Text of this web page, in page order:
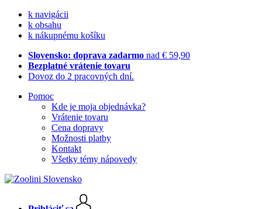
k navigácii
k obsahu
k nákupnému košíku
Slovensko: doprava zadarmo nad € 59,90
Bezplatné vrátenie tovaru
Dovoz do 2 pracovných dní.
Pomoc
Kde je moja objednávka?
Vrátenie tovaru
Cena dopravy
Možnosti platby
Kontakt
Všetky témy nápovedy